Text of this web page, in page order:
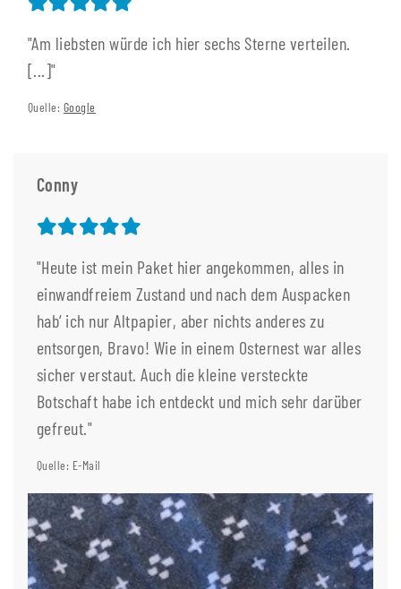
"Am liebsten würde ich hier sechs Sterne verteilen.
[...]"
Quelle: Google
Conny
"Heute ist mein Paket hier angekommen, alles in
einwandfreiem Zustand und nach dem Auspacken
hab‘ ich nur Altpapier, aber nichts anderes zu
entsorgen, Bravo! Wie in einem Osternest war alles
sicher verstaut. Auch die kleine versteckte
Botschaft habe ich entdeckt und mich sehr darüber
gefreut."
Quelle: E-Mail